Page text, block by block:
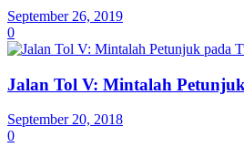
September 26, 2019
0
Jalan Tol V: Mintalah
September 20, 2018
0